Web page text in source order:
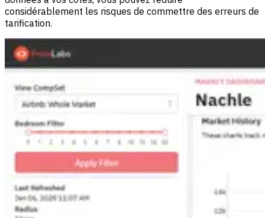
considérablement les risques de commettre des erreurs de
tarification.